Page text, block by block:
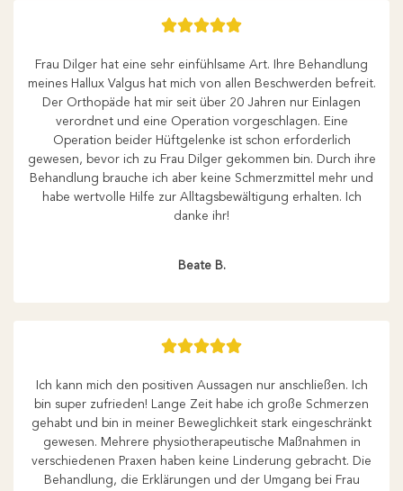

Frau Dilger hat eine sehr einfühlsame Art. Ihre Behandlung
meines Hallux Valgus hat mich von allen Beschwerden befreit.
Der Orthopäde hat mir seit über 20 Jahren nur Einlagen
verordnet und eine Operation vorgeschlagen. Eine
Operation beider Hüftgelenke ist schon erforderlich
gewesen, bevor ich zu Frau Dilger gekommen bin. Durch ihre
Behandlung brauche ich aber keine Schmerzmittel mehr und
habe wertvolle Hilfe zur Alltagsbewältigung erhalten. Ich
danke ihr!
Beate B.

Ich kann mich den positiven Aussagen nur anschließen. Ich
bin super zufrieden! Lange Zeit habe ich große Schmerzen
gehabt und bin in meiner Beweglichkeit stark eingeschränkt
gewesen. Mehrere physiotherapeutische Maßnahmen in
verschiedenen Praxen haben keine Linderung gebracht. Die
Behandlung, die Erklärungen und der Umgang bei Frau